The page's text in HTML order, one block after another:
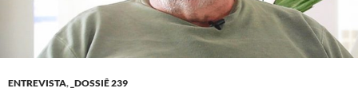
ENTREVISTA, _DOSSIÊ 239